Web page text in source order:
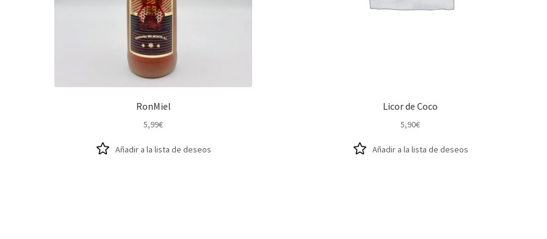
RonMiel
5,99€
Añadir a la lista de deseos
Licor de Coco
5,90€
Añadir a la lista de deseos